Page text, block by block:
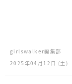
girlswalker編集部
2025年04月12日 (土)